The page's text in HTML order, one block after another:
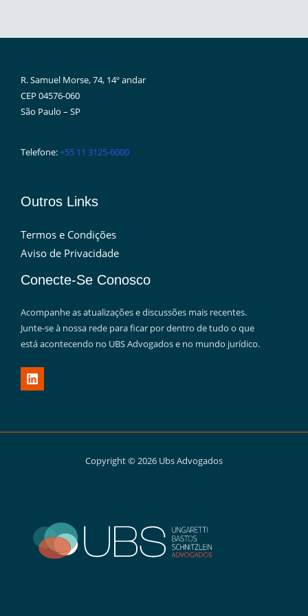
R. Samuel Morse, 74, 14º andar
CEP 04576-060
São Paulo – SP
Telefone:+55 11 3125-6000
Outros Links
Termos e Condições
Aviso de Privacidade
Conecte-Se Conosco
Acompanhe as atualizações e discussões mais recentes.
Junte-se à nossa rede para ficar por dentro de tudo o que
está acontecendo no UBS Advogados e no mundo jurídico.
Copyright © 2026 Ubs Advogados